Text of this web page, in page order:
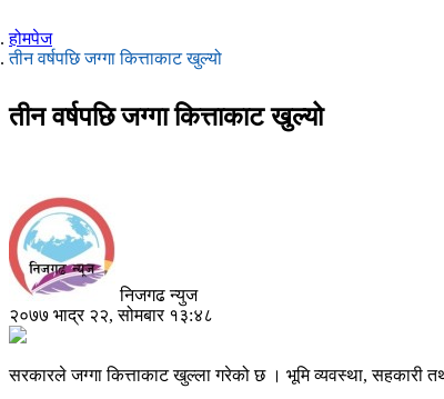
होमपेज
तीन वर्षपछि जग्गा कित्ताकाट खुल्यो
तीन वर्षपछि जग्गा कित्ताकाट खुल्यो
निजगढ न्युज
२०७७ भाद्र २२, सोमबार १३:४८
सरकारले जग्गा कित्ताकाट खुल्ला गरेको छ । भूमि व्यवस्था, सहकारी